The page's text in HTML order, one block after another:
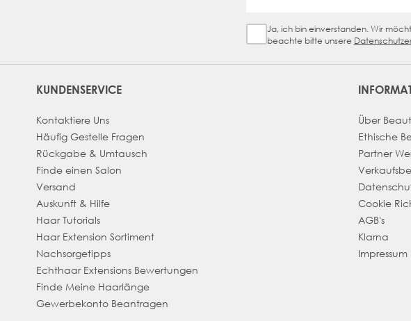
Sign Up Checkbox
Ja, ich bin einverstanden. Wir
beachte bitte unsere
KUNDENSERVICE
Kontaktiere Uns
Häufig Gestelle Fragen
Rückgabe & Umtausch
Finde einen Salon
Versand
Auskunft & Hilfe
Haar Tutorials
Haar Extension Sortiment
Nachsorgetipps
Echthaar Extensions Bewertungen
Finde Meine Haarlänge
Gewerbekonto Beantragen
Über
Ethische
Partner
Cookie
AGB's
Klarna
Impressum